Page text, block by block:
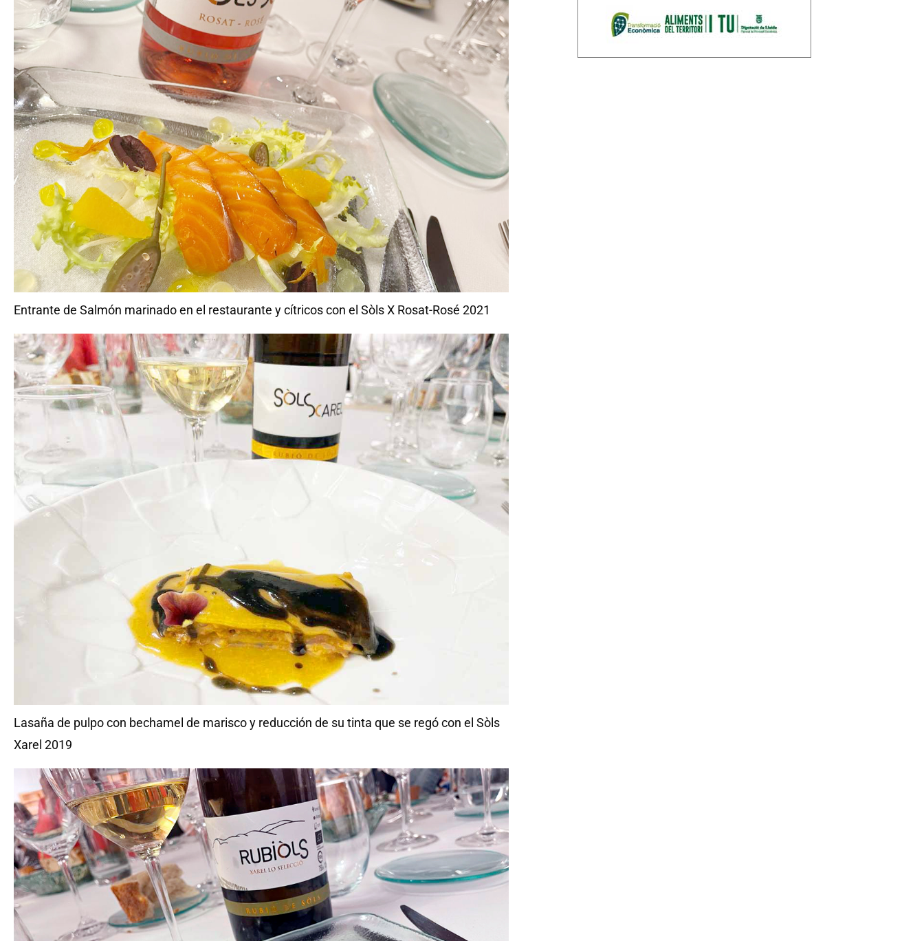
Entrante de Salmón marinado en el restaurante y cítricos con el Sòls X Rosat-Rosé 2021
Lasaña de pulpo con bechamel de marisco y reducción de su tinta que se regó con el Sòls
Xarel 2019